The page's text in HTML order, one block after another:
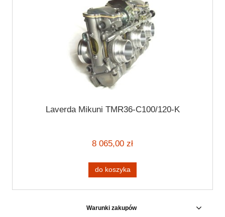
Laverda Mikuni TMR36-C100/120-K
8 065,00 zł
do koszyka
Warunki zakupów